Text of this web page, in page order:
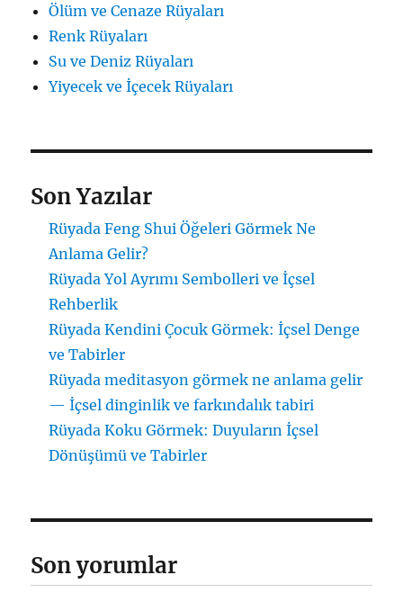
Ölüm ve Cenaze Rüyaları
Renk Rüyaları
Su ve Deniz Rüyaları
Yiyecek ve İçecek Rüyaları
Son Yazılar
Rüyada Feng Shui Öğeleri Görmek Ne
Anlama Gelir?
Rüyada Yol Ayrımı Sembolleri ve İçsel
Rehberlik
Rüyada Kendini Çocuk Görmek: İçsel Denge
ve Tabirler
Rüyada meditasyon görmek ne anlama gelir
— İçsel dinginlik ve farkındalık tabiri
Rüyada Koku Görmek: Duyuların İçsel
Dönüşümü ve Tabirler
Son yorumlar